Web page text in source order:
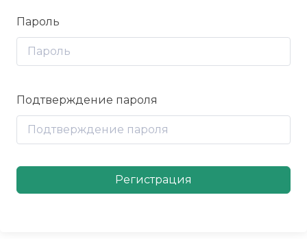
Пароль
Подтверждение пароля
Регистрация